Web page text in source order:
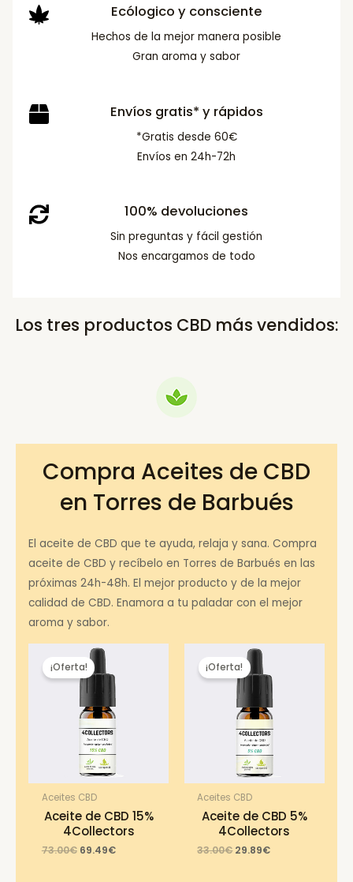
Ecólogico y consciente
Hechos de la mejor manera posible
Gran aroma y sabor
Envíos gratis* y rápidos
*Gratis desde 60€
Envíos en 24h-72h
100% devoluciones
Sin preguntas y fácil gestión
Nos encargamos de todo
Los tres productos CBD más vendidos:
Compra Aceites de CBD
en Torres de Barbués
El aceite de CBD que te ayuda, relaja y sana. Compra
aceite de CBD y recíbelo en Torres de Barbués en las
próximas 24h-48h. El mejor producto y de la mejor
calidad de CBD. Enamora a tu paladar con el mejor
aroma y sabor.
¡Oferta!
Aceites CBD
Aceite de CBD 15%
4Collectors
73.00€ Original
69.49€Current
¡Oferta!
Aceites CBD
Aceite de CBD 5%
4Collectors
33.00€ Original
29.89€Current